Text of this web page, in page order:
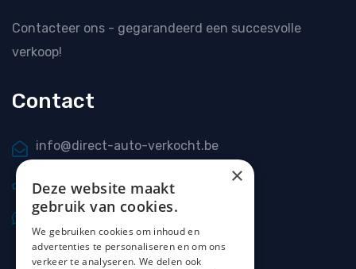
Contacteer ons - gegarandeerd een succesvolle
verkoop!
Contact
info@direct-auto-verkocht.be
0477 20 66 69
0477 20 66 69
×
Deze website maakt
gebruik van cookies.
We gebruiken cookies om inhoud en
advertenties te personaliseren en om ons
verkeer te analyseren. We delen ook